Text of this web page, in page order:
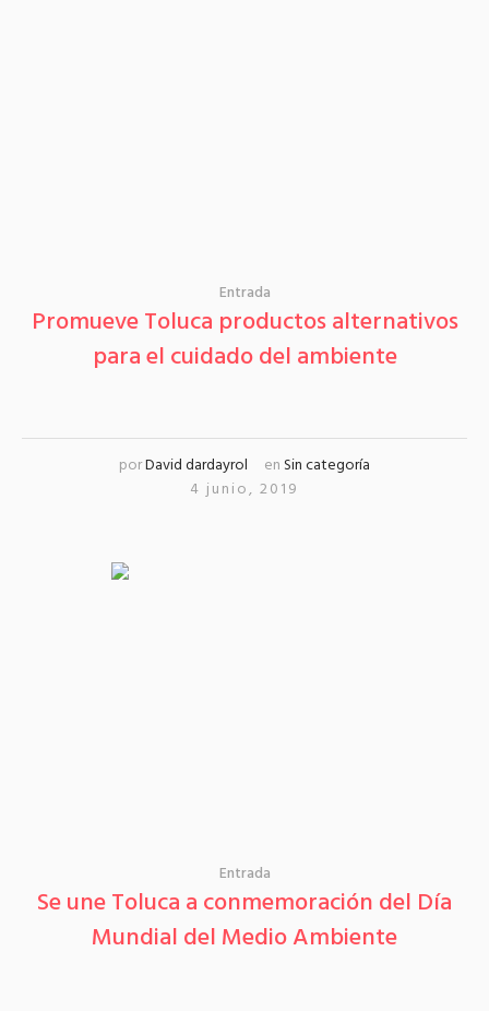
Entrada
Promueve Toluca productos alternativos
para el cuidado del ambiente
porDavid dardayrol en Sin categoría
4 junio, 2019
Entrada
Se une Toluca a conmemoración del Día
Mundial del Medio Ambiente